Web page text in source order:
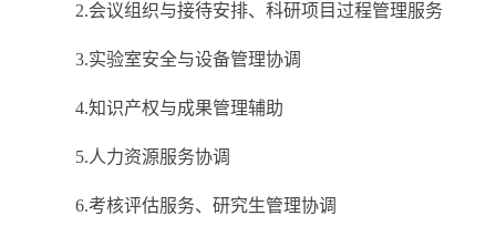
2.会议组织与接待安排、科研项目过程管理服务
3.实验室安全与设备管理协调
4.知识产权与成果管理辅助
5.人力资源服务协调
6.考核评估服务、研究生管理协调